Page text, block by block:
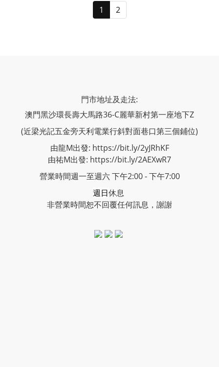
1 2
門市地址及走法:
澳門黑沙環長壽大馬路36-C麗華新村第一座地下Z
(近梁光記五金旁天利電業行斜對面巷口第三個鋪位)
由龍M出發: https://bit.ly/2yJRhKF
由祐M出發: https://bit.ly/2AEXwR7
營業時間週一至週六 下午2:00 - 下午7:00
週日休息
非營業時間恕不回覆任何訊息，謝謝